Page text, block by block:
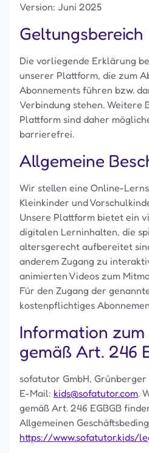
Version: Juni 2025
Geltungsbereich
Die vorliegende Erklärung
unserer Plattform, die zum
Abonnements führen bzw.
Verbindung stehen. Weitere
Plattform sind daher
barrierefrei.
Allgemeine
Wir stellen eine Online-
Kleinkinder und
Unsere Plattform bietet ein
digitalen Lerninhalten, die
altersgerecht aufbereitet
anderem Zugang zu
animierten Videos zum
Für den Zugang der
kostenpflichtiges
Information
gemäß Art. 246
sofatutor GmbH, Grünberger
E-Mail: kids@sofatutor.com.
gemäß Art. 246 EGBGB
Allgemeinen
https://www.sofatutor.kids/